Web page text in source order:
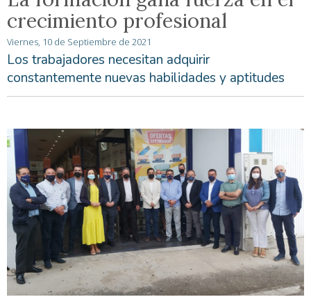
crecimiento profesional
Viernes, 10 de Septiembre de 2021
Los trabajadores necesitan adquirir
constantemente nuevas habilidades y aptitudes